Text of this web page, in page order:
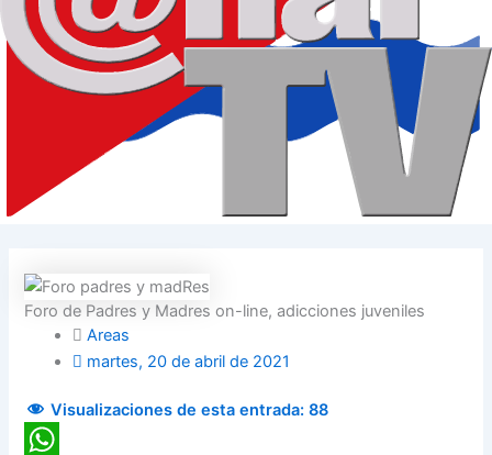
Foro de Padres y Madres on-line, adicciones juveniles
Areas
martes, 20 de abril de 2021
Visualizaciones de esta entrada: 88